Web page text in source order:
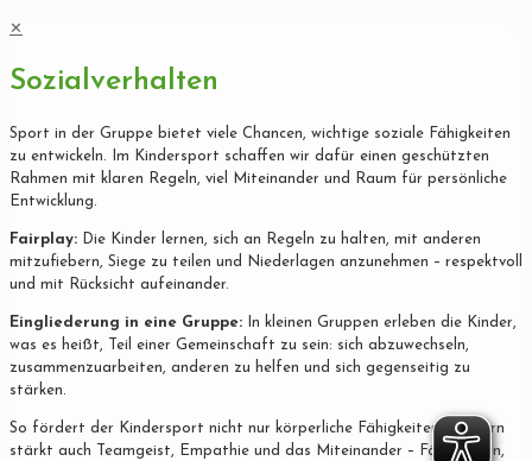
✕
Sozialverhalten
Sport in der Gruppe bietet viele Chancen, wichtige soziale Fähigkeiten
zu entwickeln. Im Kindersport schaffen wir dafür einen geschützten
Rahmen mit klaren Regeln, viel Miteinander und Raum für persönliche
Entwicklung.
Fairplay: Die Kinder lernen, sich an Regeln zu halten, mit anderen
mitzufiebern, Siege zu teilen und Niederlagen anzunehmen – respektvoll
und mit Rücksicht aufeinander.
Eingliederung in eine Gruppe: In kleinen Gruppen erleben die Kinder,
was es heißt, Teil einer Gemeinschaft zu sein: sich abzuwechseln,
zusammenzuarbeiten, anderen zu helfen und sich gegenseitig zu
stärken.
So fördert der Kindersport nicht nur körperliche Fähigkeiten, sondern
stärkt auch Teamgeist, Empathie und das Miteinander – Fähigkeiten,